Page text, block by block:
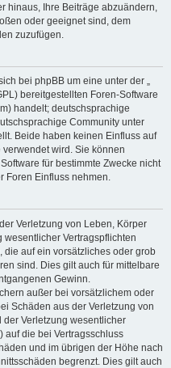
hinaus, Ihre Beiträge abzuändern,
oder geeignet sind, dem
zuzufügen.
bei phpBB um eine unter der „
bereitgestellten Foren-Software
handelt; deutschsprachige
Community unter
Beide haben keinen Einfluss auf
wird. Sie können
für bestimmte Zwecke nicht
Foren Einfluss nehmen.
Verletzung von Leben, Körper
Vertragspflichten
auf ein vorsätzliches oder grob
sind. Dies gilt auch für mittelbare
Gewinn.
außer bei vorsätzlichem oder
Schäden aus der Verletzung von
Verletzung wesentlicher
auf die bei Vertragsschluss
und im übrigen der Höhe nach
begrenzt. Dies gilt auch